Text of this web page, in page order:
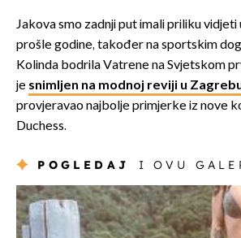
Jakova smo zadnji put imali priliku
prošle godine, također na sportskim
Kolinda bodrila Vatrene na Svjetskom
je snimljen na modnoj reviji u
provjeravao najbolje primjerke iz nove
Duchess.
POGLEDAJ I OVU